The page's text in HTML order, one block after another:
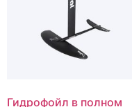
Гидрофойл в полном